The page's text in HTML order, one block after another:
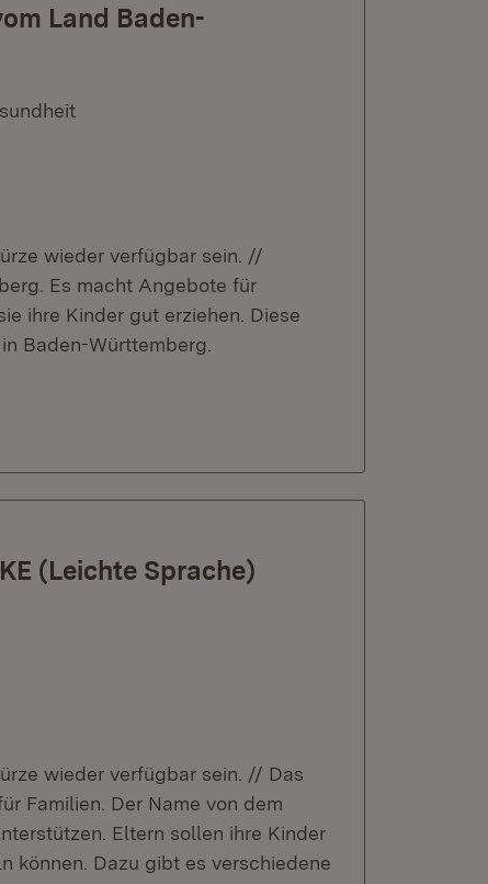
Land Baden-
wieder verfügbar sein. //
Es macht Angebote für
ihre Kinder gut erziehen. Diese
Baden-Württemberg.
(Leichte Sprache)
wieder verfügbar sein. // Das
Familien. Der Name von dem
Eltern sollen ihre Kinder
können. Dazu gibt es verschiedene